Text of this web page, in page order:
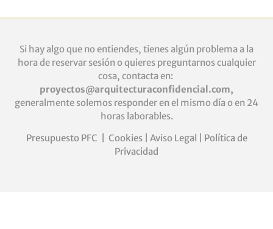
Si hay algo que no entiendes, tienes algún problema a la
hora de reservar sesión o quieres preguntarnos cualquier
cosa, contacta en:
proyectos@arquitecturaconfidencial.com,
generalmente solemos responder en el mismo día o en 24
horas laborables.
Presupuesto PFC
Cookies| Aviso Legal
Política de
Privacidad